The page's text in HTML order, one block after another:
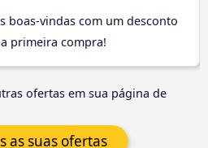
boas-vindas com um desconto
primeira compra!
ofertas em sua página de
as suas ofertas